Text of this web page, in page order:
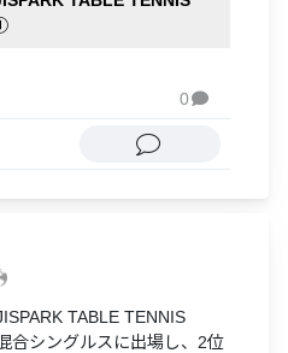
0
TABLE TENNIS
合シングルスに出場し、2位